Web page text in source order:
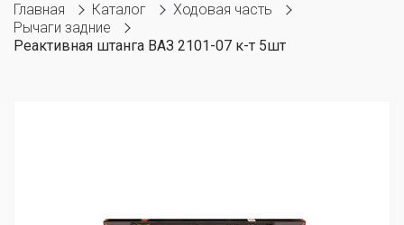
Главная Каталог
Ходовая часть
Рычаги задние
Реактивная штанга ВАЗ 2101-07 к-т 5шт